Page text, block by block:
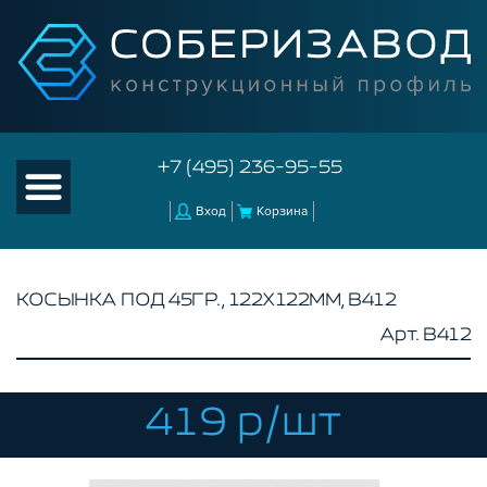
+7 (495) 236-95-55
Вход Корзина
КОМПЛЕКТУЮЩИЕ К ЧПУ
АКСЕССУАРЫ ДЛЯ V-ПАЗА
КОСЫНКА ПОД 45ГР., 122Х122ММ, B412
Арт. B412
419 р/шт